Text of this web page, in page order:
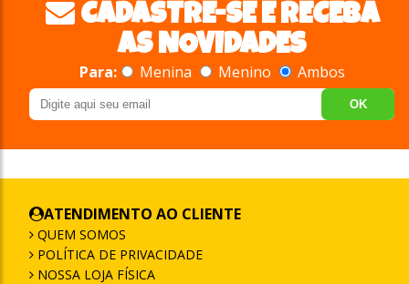
CADASTRE-SE E RECEBA
AS NOVIDADES
Para: Menina Menino Ambos
OK
ATENDIMENTO AO CLIENTE
QUEM SOMOS
POLÍTICA DE PRIVACIDADE
NOSSA LOJA FÍSICA